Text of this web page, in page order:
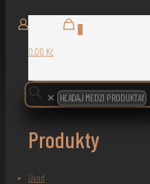
0,00 Kč
✕
Produkty
Úvod